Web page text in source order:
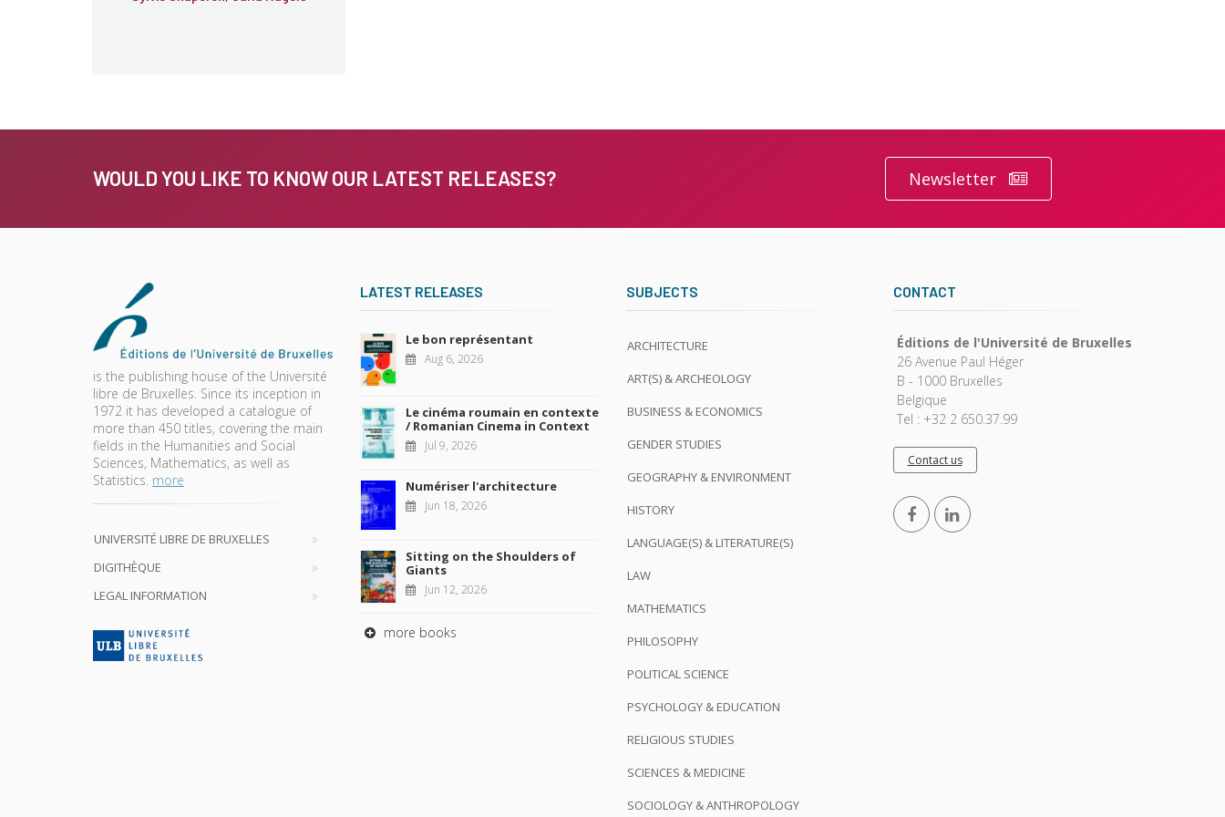
WOULD YOU LIKE TO KNOW OUR LATEST RELEASES? Newsletter
is the publishing house of the Université
libre de Bruxelles. Since its inception in
1972 it has developed a catalogue of
more than 450 titles, covering the main
fields in the Humanities and Social
Sciences, Mathematics, as well as
Statistics. more
UNIVERSITÉ LIBRE DE BRUXELLES
DIGITHÈQUE
LEGAL INFORMATION
LATEST RELEASES
Le bon représentant
Aug 6, 2026
Le cinéma roumain en contexte
/ Romanian Cinema in Context
Jul 9, 2026
Numériser l'architecture
Jun 18, 2026
Sitting on the Shoulders of
Giants
Jun 12, 2026
more books
SUBJECTS
ARCHITECTURE
ART(S) & ARCHEOLOGY
BUSINESS & ECONOMICS
GENDER STUDIES
GEOGRAPHY & ENVIRONMENT
HISTORY
LANGUAGE(S) & LITERATURE(S)
LAW
MATHEMATICS
PHILOSOPHY
POLITICAL SCIENCE
PSYCHOLOGY & EDUCATION
RELIGIOUS STUDIES
SCIENCES & MEDICINE
SOCIOLOGY & ANTHROPOLOGY
CONTACT
Éditions de l'Université de Bruxelles
26 Avenue Paul Héger
B - 1000 Bruxelles
Belgique
Tel : +32 2 650.37.99
Contact us